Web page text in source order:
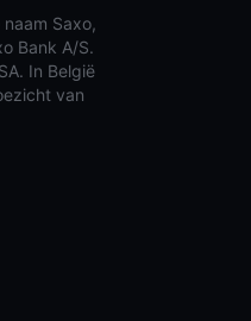
Saxo,
Bank A/S.
In België
van